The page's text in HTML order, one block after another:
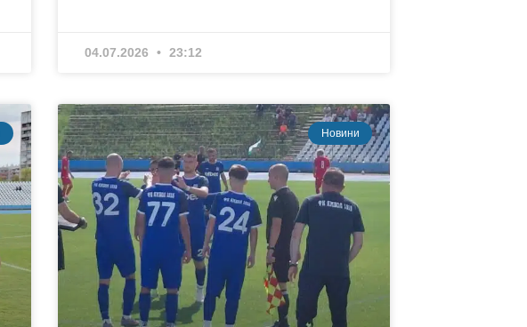
04.07.2026 23:12
Новини